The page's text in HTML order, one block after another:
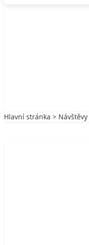
Hlavní stránka > Návštěvy